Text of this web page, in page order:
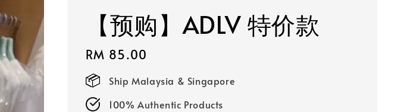
【预购】ADLV 特价款
Regular
price
RM 85.00
Ship Malaysia & Singapore
100% Authentic Products